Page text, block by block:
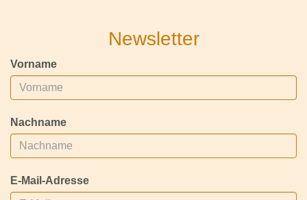
Newsletter
Vorname
Nachname
E-Mail-Adresse